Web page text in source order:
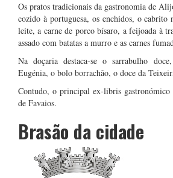
Os pratos tradicionais da gastronomia de
cozido à portuguesa, os enchidos, o
leite, a carne de porco bísaro, a feijoada à
assado com batatas a murro e as carnes
Na doçaria destaca-se o sarrabulho
Eugénia, o bolo borrachão, o doce da
Contudo, o principal ex-libris gastronómico
de Favaios.
Brasão da cidade